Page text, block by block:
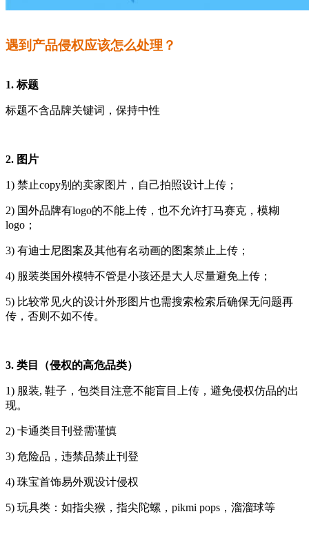
遇到产品侵权应该怎么处理？
1. 标题
标题不含品牌关键词，保持中性
2. 图片
1) 禁止copy别的卖家图片，自己拍照设计上传；
2) 国外品牌有logo的不能上传，也不允许打马赛克，模糊
logo；
3) 有迪士尼图案及其他有名动画的图案禁止上传；
4) 服装类国外模特不管是小孩还是大人尽量避免上传；
5) 比较常见火的设计外形图片也需搜索检索后确保无问题再
传，否则不如不传。
3. 类目（侵权的高危品类）
1) 服装, 鞋子，包类目注意不能盲目上传，避免侵权仿品的出
现。
2) 卡通类目刊登需谨慎
3) 危险品，违禁品禁止刊登
4) 珠宝首饰易外观设计侵权
5) 玩具类：如指尖猴，指尖陀螺，pikmi pops，溜溜球等